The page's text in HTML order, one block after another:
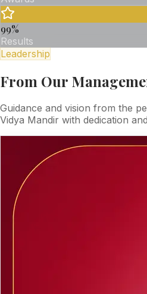
99%
Results
Leadership
From Our
Guidance and vision from the
Vidya Mandir with dedication